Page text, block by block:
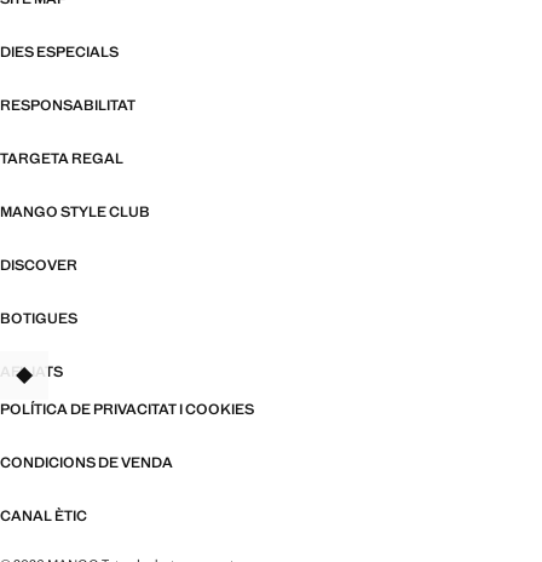
DIES ESPECIALS
RESPONSABILITAT
TARGETA REGAL
MANGO STYLE CLUB
DISCOVER
BOTIGUES
AFILIATS
POLÍTICA DE PRIVACITAT I COOKIES
CONDICIONS DE VENDA
CANAL ÈTIC